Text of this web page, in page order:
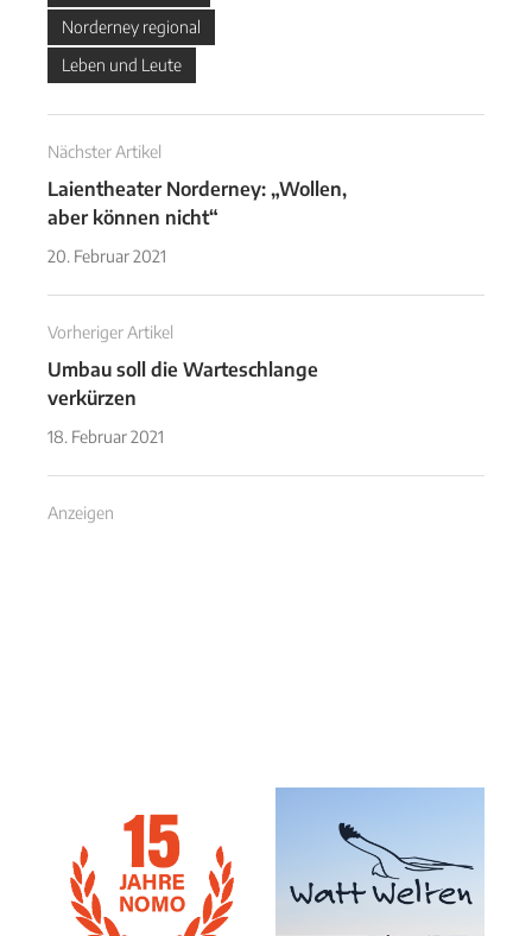
Norderney regional
Leben und Leute
Nächster Artikel
Laientheater Norderney: „Wollen,
aber können nicht“
20. Februar 2021
Vorheriger Artikel
Umbau soll die Warteschlange
verkürzen
18. Februar 2021
Anzeigen